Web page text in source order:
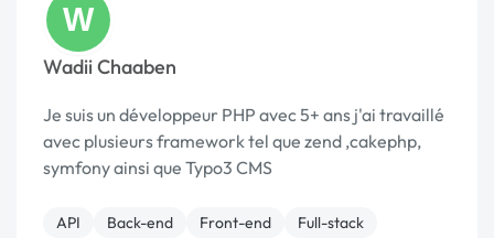
W
Wadii Chaaben
Je suis un développeur PHP avec 5+ ans j'ai travaillé
avec plusieurs framework tel que zend ,cakephp,
symfony ainsi que Typo3 CMS
API Back-end Front-end
Full-stack